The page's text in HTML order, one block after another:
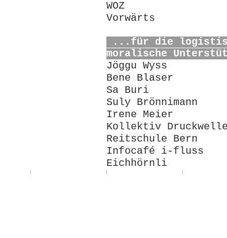
WOZ
Vorwärts
...für die
moralische
Jöggu Wyss
Bene Blaser
Sa Buri
Suly Brönnimann
Irene Meier
Kollektiv
Reitschule Bern
Infocafé i-fluss
Eichhörnli